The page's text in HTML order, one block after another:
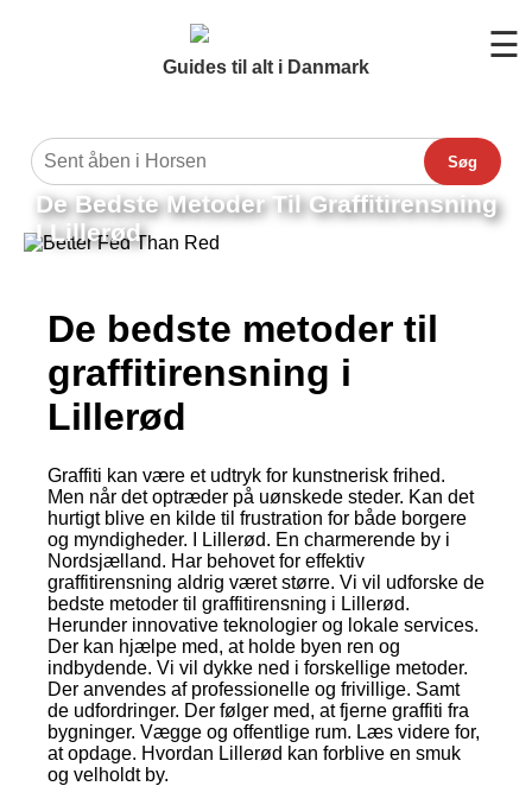
Guides til alt i Danmark
☰
Søg
De Bedste Metoder Til Graffitirensning
I Lillerød
De bedste metoder til
graffitirensning i
Lillerød
Graffiti kan være et udtryk for kunstnerisk frihed.
Men når det optræder på uønskede steder. Kan det
hurtigt blive en kilde til frustration for både borgere
og myndigheder. I Lillerød. En charmerende by i
Nordsjælland. Har behovet for effektiv
graffitirensning aldrig været større. Vi vil udforske de
bedste metoder til graffitirensning i Lillerød.
Herunder innovative teknologier og lokale services.
Der kan hjælpe med, at holde byen ren og
indbydende. Vi vil dykke ned i forskellige metoder.
Der anvendes af professionelle og frivillige. Samt
de udfordringer. Der følger med, at fjerne graffiti fra
bygninger. Vægge og offentlige rum. Læs videre for,
at opdage. Hvordan Lillerød kan forblive en smuk
og velholdt by.